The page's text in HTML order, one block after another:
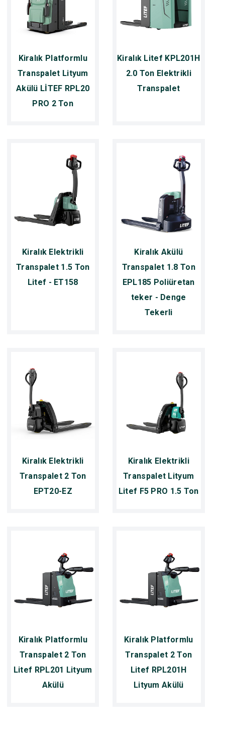
Kiralık Platformlu
Transpalet Lityum
Akülü LİTEF RPL20
PRO 2 Ton
Kiralık Litef KPL201H
2.0 Ton Elektrikli
Transpalet
Kiralık Elektrikli
Transpalet 1.5 Ton
Litef - ET158
Kiralık Akülü
Transpalet 1.8 Ton
EPL185 Poliüretan
teker - Denge
Tekerli
Kiralık Elektrikli
Transpalet 2 Ton
EPT20-EZ
Kiralık Elektrikli
Transpalet Lityum
Litef F5 PRO 1.5 Ton
Kiralık Platformlu
Transpalet 2 Ton
Litef RPL201 Lityum
Akülü
Kiralık Platformlu
Transpalet 2 Ton
Litef RPL201H
Lityum Akülü